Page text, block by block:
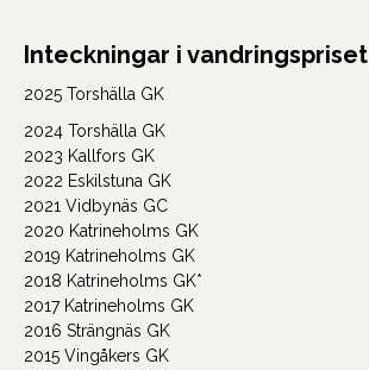
Inteckningar i vandringspriset
2025 Torshälla GK
2024 Torshälla GK
2023 Kallfors GK
2022 Eskilstuna GK
2021 Vidbynäs GC
2020 Katrineholms GK
2019 Katrineholms GK
2018 Katrineholms GK*
2017 Katrineholms GK
2016 Strängnäs GK
2015 Vingåkers GK